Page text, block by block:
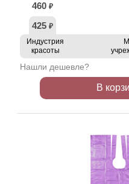
460 ₽
425 ₽
Индустрия
красоты
Нашли дешевле?
В